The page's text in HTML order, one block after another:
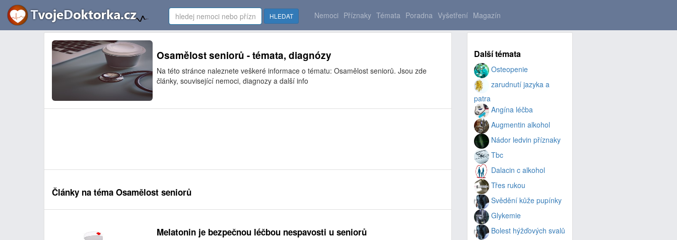
HLEDAT Nemoci Příznaky Témata Poradna Vyšetření Magazín
Osamělost seniorů - témata, diagnózy
Na této stránce naleznete veškeré informace o tématu: Osamělost seniorů. Jsou zde
články, související nemoci, diagnozy a další info
Články na téma Osamělost seniorů
Melatonin je bezpečnou léčbou nespavosti u seniorů
Další témata
Osteopenie
zarudnutí jazyka a
patra
Angína léčba
Augmentin alkohol
Nádor ledvin příznaky
Tbc
Dalacin c alkohol
Třes rukou
Svědění kůže pupínky
Glykemie
Bolest hýžďových svalů